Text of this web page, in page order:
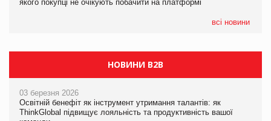
якого покупці не очікують побачити на платформі
всі новини
Мережа супермаркетів VARUS купує мережу магазинів
НОВИНИ B2B
03 березня 2026
Освітній бенефіт як інструмент утримання талантів: як
ThinkGlobal підвищує лояльність та продуктивність вашої